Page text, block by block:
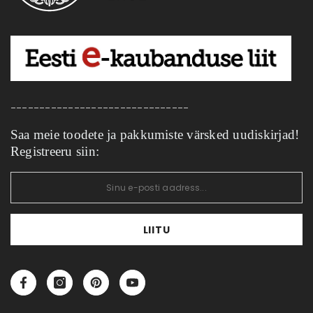
Koostööpartnerid
Kontakt
ERITELLIMUSEL TÄISPUIT MÖÖBEL
Saa meie toodete ja pakkumiste värsked uudiskirjad!
Registreeru siin:
LIITU